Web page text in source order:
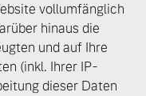
vollumfänglich
hinaus die
und auf Ihre
(inkl. Ihrer IP-
dieser Daten